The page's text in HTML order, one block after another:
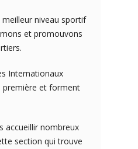
niveau sportif
et promouvons
Internationaux
première et forment
accueillir nombreux
section qui trouve